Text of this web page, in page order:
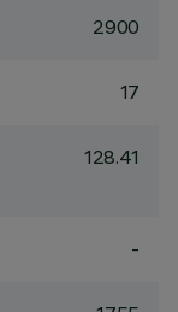
2900
17
128.41
-